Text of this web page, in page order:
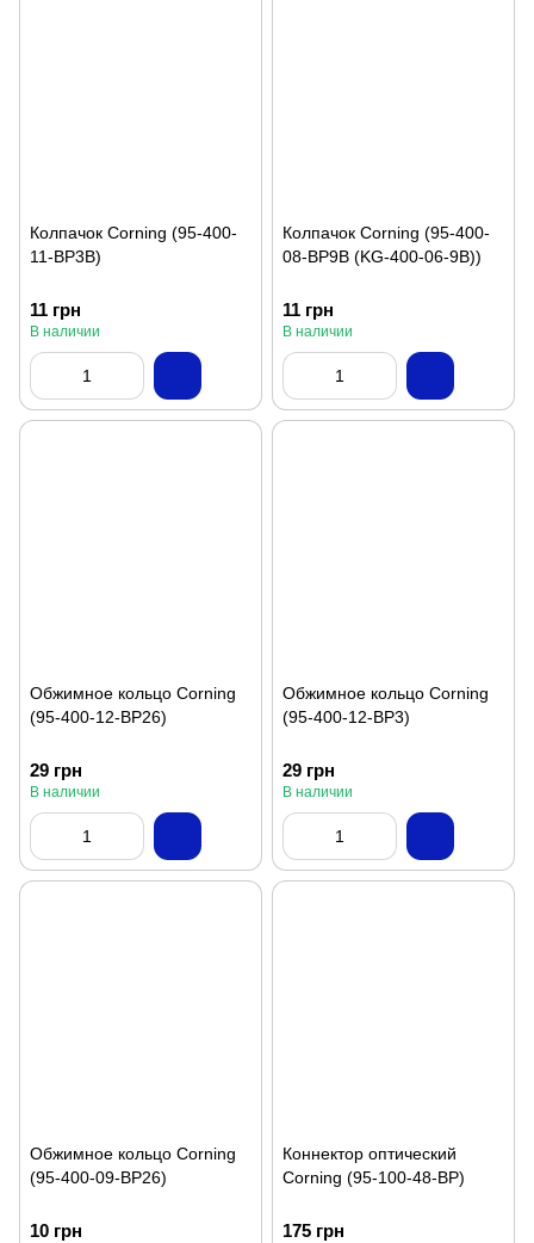
Колпачок Corning (95-400-
11-BP3B)
11 грн
В наличии
Колпачок Corning (95-400-
08-BP9B (KG-400-06-9B))
11 грн
В наличии
Обжимное кольцо Corning
(95-400-12-BP26)
29 грн
В наличии
Обжимное кольцо Corning
(95-400-12-BP3)
29 грн
В наличии
Обжимное кольцо Corning
(95-400-09-BP26)
10 грн
Коннектор оптический
Corning (95-100-48-BP)
175 грн